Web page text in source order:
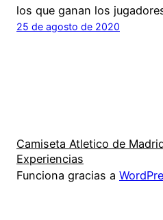
los que ganan los
25 de agosto de 2020
Camiseta Atletico de
Experiencias
Funciona gracias a